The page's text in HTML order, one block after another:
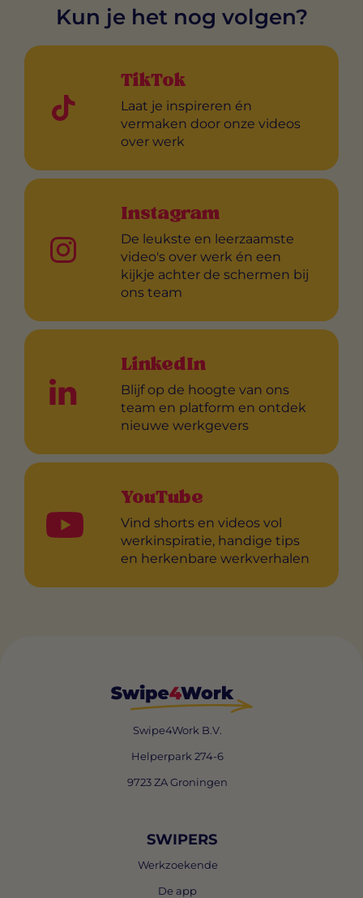
Kun je het nog volgen?
TikTok
Laat je inspireren én
vermaken door onze videos
over werk
Instagram
De leukste en leerzaamste
video's over werk én een
kijkje achter de schermen bij
ons team
LinkedIn
Blijf op de hoogte van ons
team en platform en ontdek
nieuwe werkgevers
YouTube
Vind shorts en videos vol
werkinspiratie, handige tips
en herkenbare werkverhalen
Swipe4Work B.V.
Helperpark 274-6
9723 ZA Groningen
SWIPERS
Werkzoekende
De app